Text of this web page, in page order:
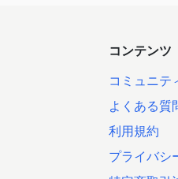
コンテンツ
コミュニテ
よくある質
利用規約
プライバシ